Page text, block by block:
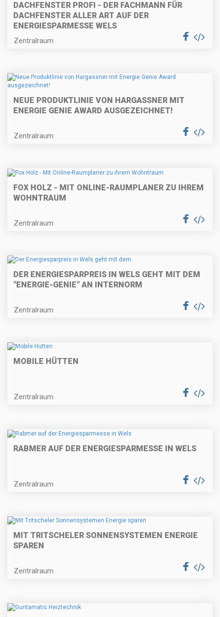
DACHFENSTER PROFI - DER FACHMANN FÜR
DACHFENSTER ALLER ART AUF DER
ENERGIESPARMESSE WELS
Zentralraum
NEUE PRODUKTLINIE VON HARGASSNER MIT
ENERGIE GENIE AWARD AUSGEZEICHNET!
Zentralraum
FOX HOLZ - MIT ONLINE-RAUMPLANER ZU IHREM
WOHNTRAUM
Zentralraum
DER ENERGIESPARPREIS IN WELS GEHT MIT DEM
"ENERGIE-GENIE" AN INTERNORM
Zentralraum
MOBILE HÜTTEN
Zentralraum
RABMER AUF DER ENERGIESPARMESSE IN WELS
Zentralraum
MIT TRITSCHELER SONNENSYSTEMEN ENERGIE
SPAREN
Zentralraum